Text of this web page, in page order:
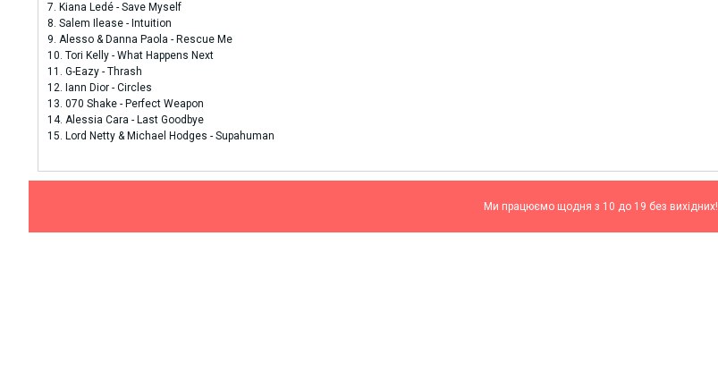
7. Kiana Ledé - Save Myself
8. Salem Ilease - Intuition
9. Alesso & Danna Paola - Rescue Me
10. Tori Kelly - What Happens Next
11. G-Eazy - Thrash
12. Iann Dior - Circles
13. 070 Shake - Perfect Weapon
14. Alessia Cara - Last Goodbye
15. Lord Netty & Michael Hodges - Supahuman
Ми працюємо щодня з 10 до 19 без вихідних!